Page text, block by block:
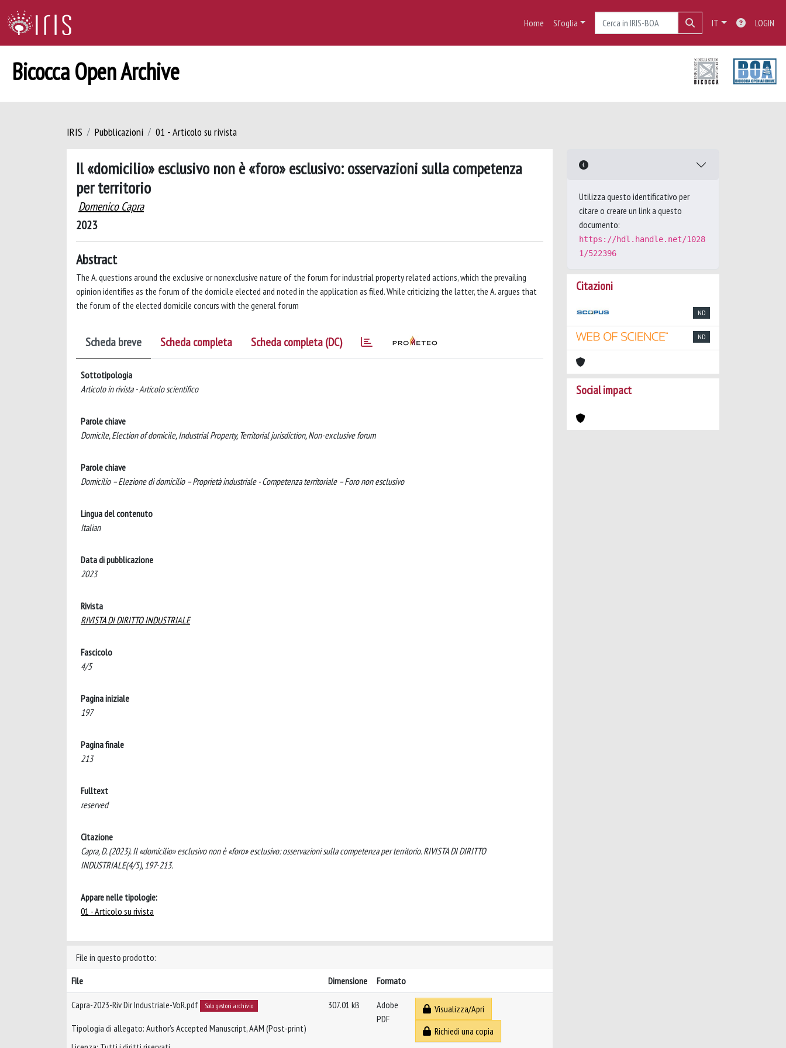
Home Sfoglia IT LOGIN
Bicocca Open Archive
IRIS Pubblicazioni 01 - Articolo su rivista
Il «domicilio» esclusivo non è «foro» esclusivo: osservazioni sulla competenza
per territorio
Domenico Capra
2023
Abstract
The A. questions around the exclusive or nonexclusive nature of the forum for industrial property related actions, which the prevailing
opinion identifies as the forum of the domicile elected and noted in the application as filed. While criticizing the latter, the A. argues that
the forum of the elected domicile concurs with the general forum
Scheda breve Scheda completa Scheda completa (DC)
Sottotipologia
Articolo in rivista - Articolo scientifico
Parole chiave
Domicile, Election of domicile, Industrial Property, Territorial jurisdiction, Non-exclusive forum
Parole chiave
Domicilio – Elezione di domicilio – Proprietà industriale - Competenza territoriale – Foro non esclusivo
Lingua del contenuto
Italian
Data di pubblicazione
2023
Rivista
RIVISTA DI DIRITTO INDUSTRIALE
Fascicolo
4/5
Pagina iniziale
197
Pagina finale
213
Fulltext
reserved
Citazione
Capra, D. (2023). Il «domicilio» esclusivo non è «foro» esclusivo: osservazioni sulla competenza per territorio. RIVISTA DI DIRITTO
INDUSTRIALE(4/5), 197-213.
Appare nelle tipologie:
01 - Articolo su rivista
File in questo prodotto:
File
Dimensione Formato
Capra-2023-Riv Dir Industriale-VoR.pdf Solo gestori archivio
Tipologia di allegato: Author’s Accepted Manuscript, AAM (Post-print)
307.01 kB
Adobe
PDF
Visualizza/Apri
Richiedi una copia
Utilizza questo identificativo per
citare o creare un link a questo
documento:
https://hdl.handle.net/1028
1/522396
Citazioni
ND
ND
Social impact